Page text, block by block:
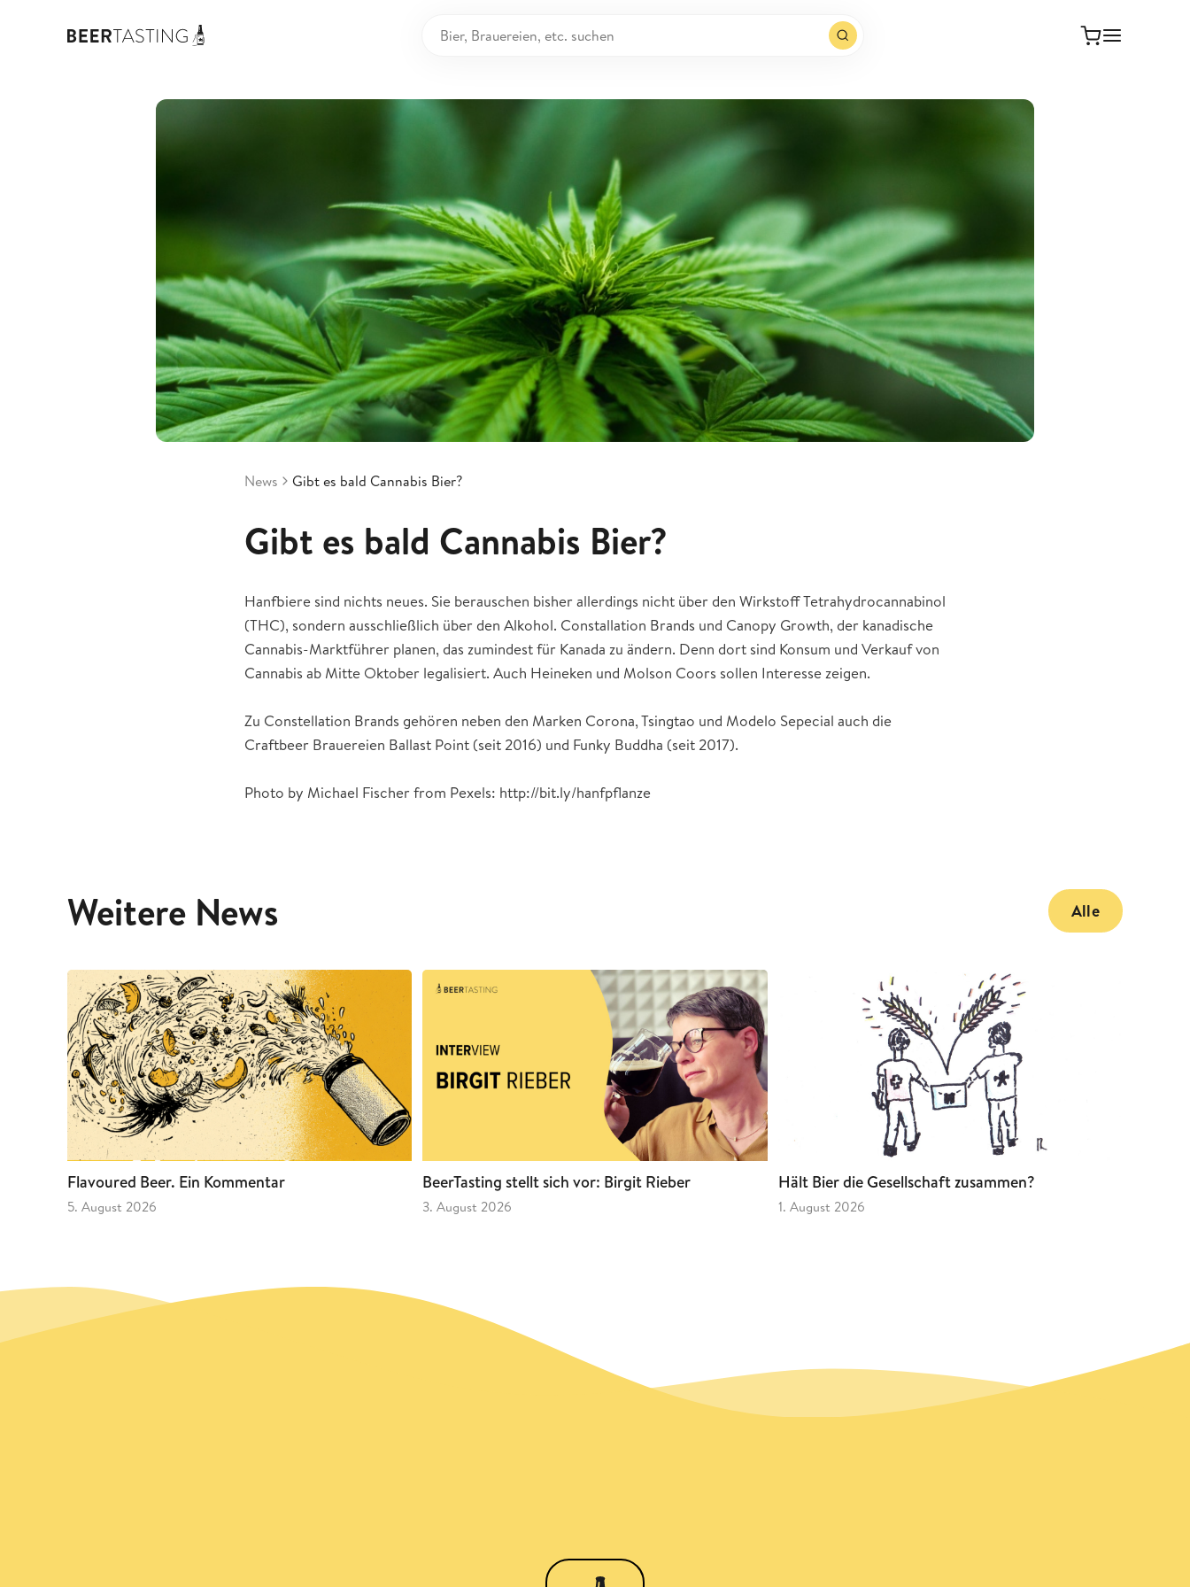
News Gibt es bald Cannabis Bier?
Gibt es bald Cannabis Bier?
Hanfbiere sind nichts neues. Sie berauschen bisher allerdings nicht über den Wirkstoff Tetrahydrocannabinol
(THC), sondern ausschließlich über den Alkohol. Constallation Brands und Canopy Growth, der kanadische
Cannabis-Marktführer planen, das zumindest für Kanada zu ändern. Denn dort sind Konsum und Verkauf von
Cannabis ab Mitte Oktober legalisiert. Auch Heineken und Molson Coors sollen Interesse zeigen.
Zu Constellation Brands gehören neben den Marken Corona, Tsingtao und Modelo Sepecial auch die
Craftbeer Brauereien Ballast Point (seit 2016) und Funky Buddha (seit 2017).
Photo by Michael Fischer from Pexels: http://bit.ly/hanfpflanze
Weitere News Alle
Flavoured Beer. Ein Kommentar
5. August 2026
BeerTasting stellt sich vor: Birgit Rieber
3. August 2026
Hält Bier die Gesellschaft zusammen?
1. August 2026